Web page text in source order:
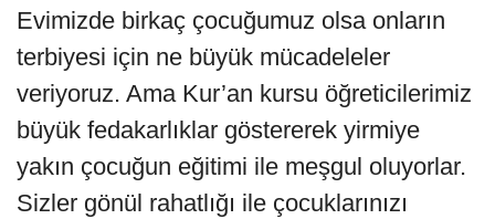
Evimizde birkaç çocuğumuz olsa onların
terbiyesi için ne büyük mücadeleler
veriyoruz. Ama Kur’an kursu öğreticilerimiz
büyük fedakarlıklar göstererek yirmiye
yakın çocuğun eğitimi ile meşgul oluyorlar.
Sizler gönül rahatlığı ile çocuklarınızı